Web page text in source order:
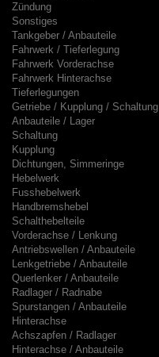
Zündung
Sonstiges
Tankgeber / Anbauteile
Fahrwerk / Tieferlegung
Fahrwerk Vorderachse
Fahrwerk Hinterachse
Tieferlegungen
Getriebe / Kupplung / Schaltung
Anbauteile / Lager
Schaltung
Kupplung
Dichtungen, Simmeringe
Hebelwerk
Fusshebelwerk
Handbremshebel
Schalthebelteile
Vorderachse / Lenkung
Antriebswellen / Anbauteile
Lenkgetriebe / Anbauteile
Querlenker / Anbauteile
Radlager / Radnabe
Spurstangen / Anbauteile
Hinterachse
Achszapfen / Radlager
Hinterachse / Anbauteile